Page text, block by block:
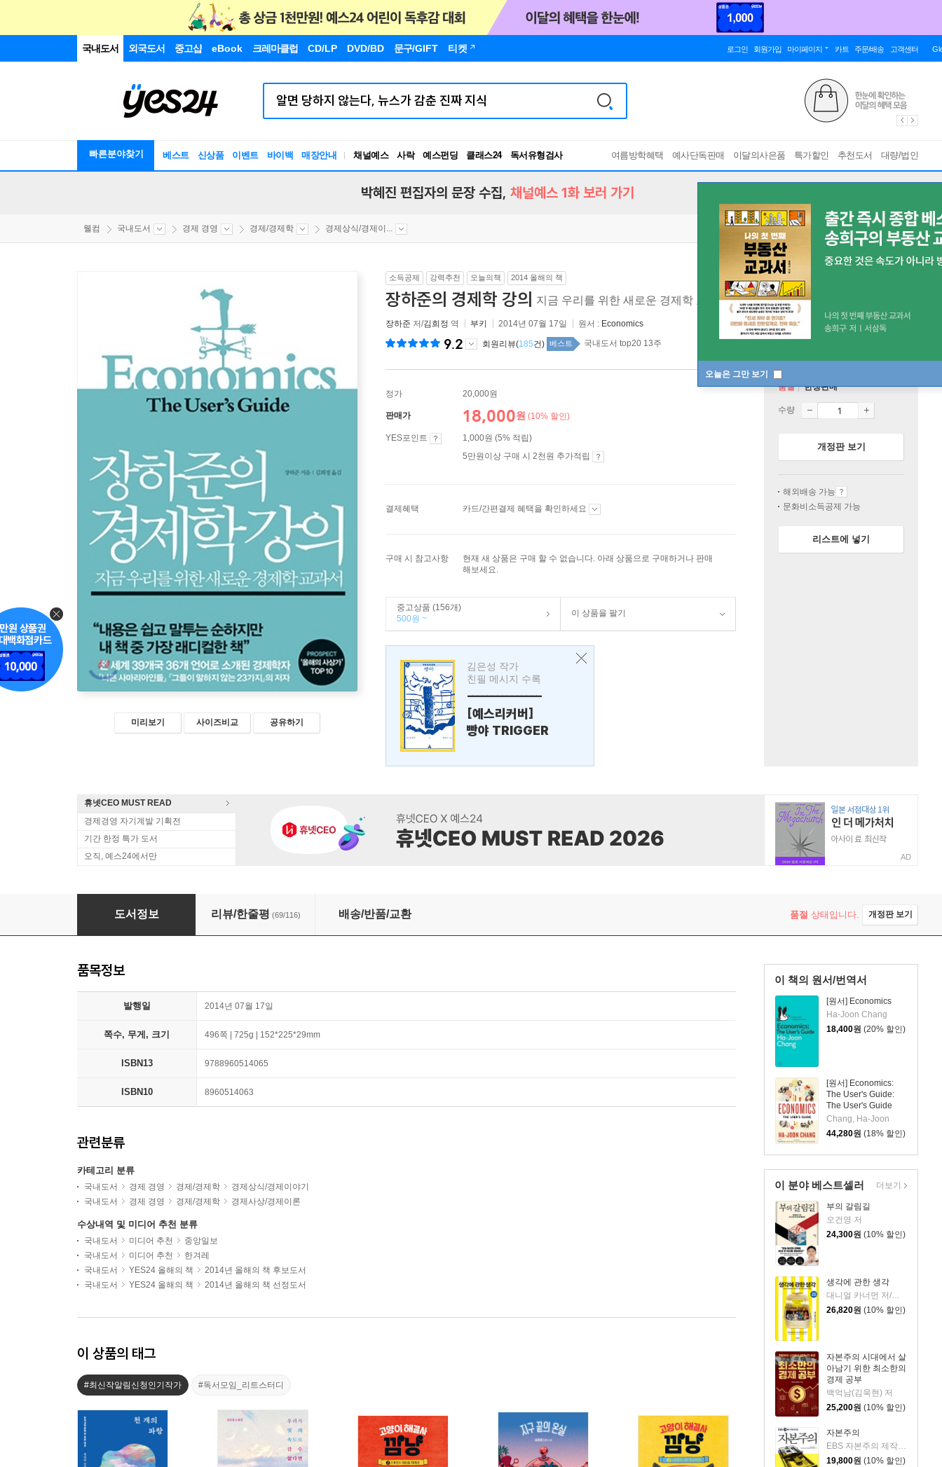
국내도서 외국도서 중고샵 eBook 크레마클럽 CD/LP DVD/BD 문구/GIFT 티켓 로그인 회원가입 마이페이지 카트 주문/배송 고객센터
빠른분야찾기 베스트 신상품 이벤트 바이백 매장안내 채널예스 사락 예스펀딩 클래스24
독서유형검사
RBTI Lab
여름방학혜택 예사단독판매 이달의사은품 특가할인 추천도서 대량/법인
오늘은 그만 보기
박혜진 편집자의 문장 수집, 채널예스 1화 보러 가기
웰컴 국내도서 경제 경영 경제/경제학 경제상식/경제이...
미리보기 사이즈비교 공유하기
소득공제 강력추천 오늘의책 2014 올해의 책
장하준의 경제학 강의 지금 우리를 위한 새로운 경제학 교과서
장하준 저/김희정 역 부키 2014년 07월 17일 원서 : Economics
9.2 회원리뷰(185건) 베스트 국내도서 top20 13주
정가 20,000원
판매가 18,000원 (10% 할인)
YES포인트
1,000원 (5% 적립)
5만원이상 구매 시 2천원 추가적립
결제혜택 카드/간편결제 혜택을 확인하세요
구매 시 참고사항
현재 새 상품은 구매 할 수 없습니다. 아래 상품으로 구매하거나 판매
해보세요.
중고상품 (156개)
500원 ~
이 상품을 팔기
김은성 작가
친필 메시지 수록
---------------
[예스리커버]
빵야 TRIGGER
품절 한정판매
수량
개정판 보기
해외배송 가능
문화비소득공제 가능
리스트에 넣기
휴넷CEO MUST READ
경제경영 자기계발 기획전
기간 한정 특가 도서
오직, 예스24에서만
AD
장하준의 경제학 강의
도서정보 리뷰/한줄평 (69/116) 배송/반품/교환 품절 상태입니다. 개정판 보기
이 책의 원서/번역서
[원서] Economics
Ha-Joon Chang
18,400원 (20% 할인)
[원서] Economics:
The User's Guide:
The User's Guide
Chang, Ha-Joon
44,280원 (18% 할인)
이 분야 베스트셀러
부의 갈림길
오건영 저
24,300원 (10% 할인)
생각에 관한 생각
대니얼 카너먼 저/이창신 역
26,820원 (10% 할인)
자본주의 시대에서 살
아남기 위한 최소한의
경제 공부
백억남(김욱현) 저
25,200원 (10% 할인)
자본주의
EBS 자본주의 제작팀,정지은,고희정 저/EBS MEDIA 기획
19,800원 (10% 할인)
더보기
품목정보
발행일 2014년 07월 17일
쪽수, 무게, 크기 496쪽 | 725g | 152*225*29mm
ISBN13 9788960514065
ISBN10 8960514063
관련분류
카테고리 분류
국내도서 경제 경영 경제/경제학
경제상식/경제이야기
국내도서
경제 경영 경제/경제학 경제사상/경제이론
수상내역 및 미디어 추천 분류
국내도서 미디어 추천
중앙일보
국내도서
미디어 추천
한겨레
국내도서
YES24 올해의 책
2014년 올해의 책 후보도서
국내도서
YES24 올해의 책 2014년 올해의 책 선정도서
이 상품의 태그
#최신작알림신청인기작가 #독서모임_리트스터디